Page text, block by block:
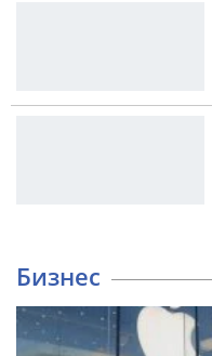
Бизнес